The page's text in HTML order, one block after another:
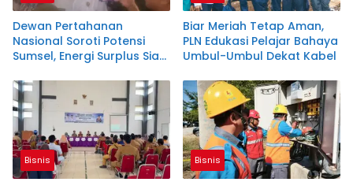
Dewan Pertahanan
Nasional Soroti Potensi
Sumsel, Energi Surplus Siap
Biar Meriah Tetap Aman,
PLN Edukasi Pelajar Bahaya
Umbul-Umbul Dekat Kabel
Bisnis Bisnis